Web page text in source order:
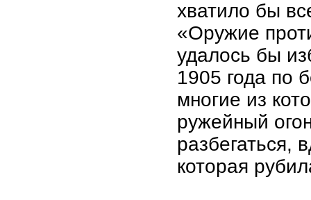
хватило бы
«Оружие
удалось бы
1905 года по
многие из
ружейный
разбегаться,
которая